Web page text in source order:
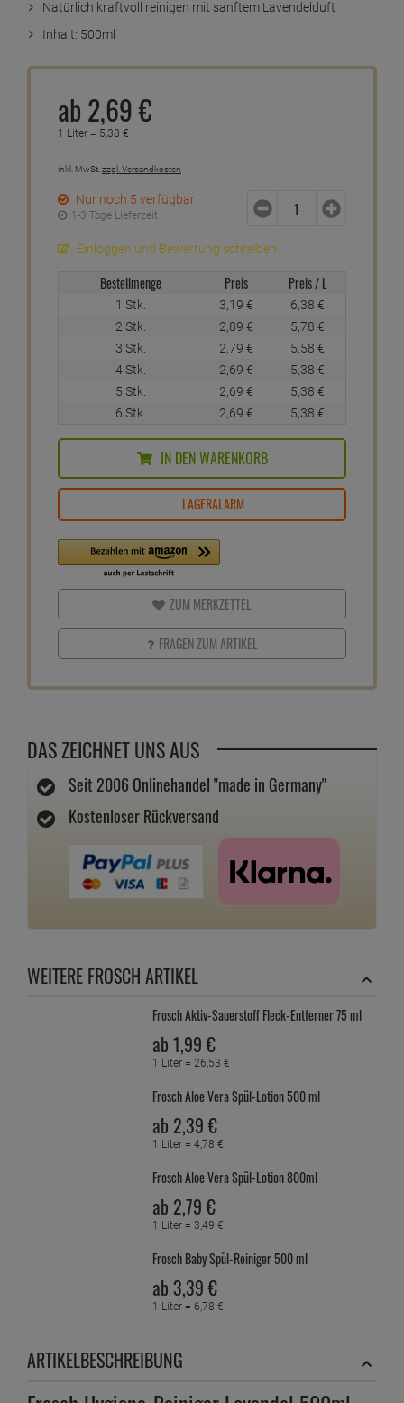
Natürlich kraftvoll reinigen mit sanftem Lavendelduft
Inhalt: 500ml
ab 2,69€
1 Liter = 5,38 €
inkl. MwSt.zzgl. Versandkosten
Nur noch 5 verfügbar
1-3 Tage Lieferzeit
Einloggen und Bewertung schreiben
Bestellmenge Preis Preis / L
1 Stk. 3,19 € 6,38 €
2 Stk.
2,89 € 5,78 €
3 Stk.
2,79 € 5,58 €
4 Stk.
2,69 € 5,38 €
5 Stk.
2,69 € 5,38 €
6 Stk.
2,69 € 5,38 €
IN DEN WARENKORB
LAGERALARM
ZUM MERKZETTEL
FRAGEN ZUM ARTIKEL
DAS ZEICHNET UNS AUS
Seit 2006 Onlinehandel "made in Germany"
Kostenloser Rückversand
WEITERE FROSCH ARTIKEL
Frosch Aktiv-Sauerstoff Fleck-Entferner 75 ml
ab1,99 €
1 Liter =26, 53 €
Frosch Aloe Vera Spül-Lotion 500 ml
ab 2,39 €
1 Liter =4,78 €
Frosch Aloe Vera Spül-Lotion 800ml
ab 2,79 €
1 Liter = 3,49 €
Frosch Baby Spül-Reiniger 500 ml
ab 3,39 €
1 Liter = 6,78 €
ab2,
ARTIKELBESCHREIBUNG